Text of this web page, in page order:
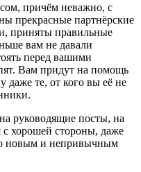
причём неважно, с
прекрасные партнёрские
приняты правильные
вам не давали
перед вашими
Вам придут на помощь
даже те, от кого вы её не
руководящие посты, на
с хорошей стороны, даже
новым и непривычным